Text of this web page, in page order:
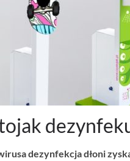
dezynfekcja dłoni